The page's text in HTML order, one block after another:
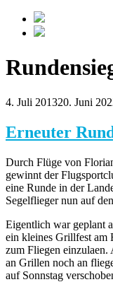
4. Juli 201320. Juni
Erneuter
Durch Flüge von
gewinnt der
eine Runde in der
Segelflieger nun auf
Eigentlich war geplant
ein kleines Grillfest am
zum Fliegen einzulaen.
an Grillen noch an
auf Sonnstag